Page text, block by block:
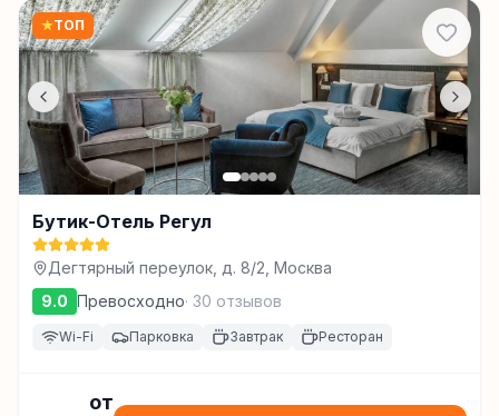
★ТОП
Бутик-Отель Регул
Дегтярный переулок, д. 8/2, Москва
9.0 Превосходно· 30 отзывов
Wi-Fi Парковка Завтрак Ресторан
от